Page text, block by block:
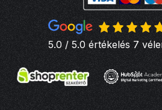
5.0 / 5.0 értékelés 7